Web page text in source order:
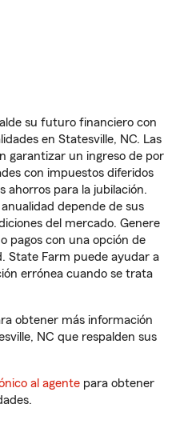
su futuro financiero con
en Statesville, NC. Las
garantizar un ingreso de por
con impuestos diferidos
ahorros para la jubilación.
depende de sus
del mercado. Genere
pagos con una opción de
State Farm puede ayudar a
errónea cuando se trata
obtener más información
NC que respalden sus
al agente para obtener